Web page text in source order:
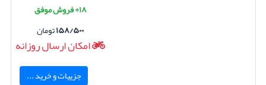
۱۸+ فروش موفق
۱۵۸/۵۰۰تومان
امکان ارسال روزانه
جزییات و خرید ...